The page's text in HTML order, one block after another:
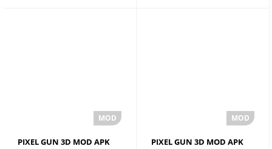
PIXEL GUN 3D MOD APK
PIXEL GUN 3D MOD APK